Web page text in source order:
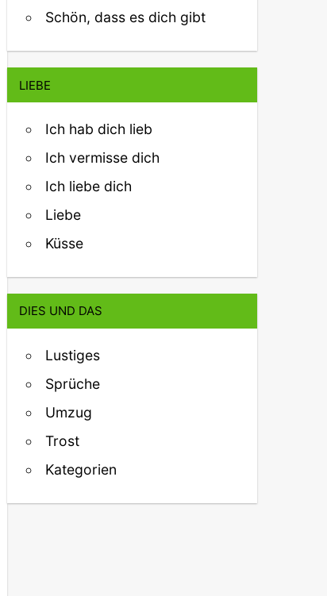
Schön, dass es dich gibt
LIEBE
Ich hab dich lieb
Ich vermisse dich
Ich liebe dich
Liebe
Küsse
DIES UND DAS
Lustiges
Sprüche
Umzug
Trost
Kategorien